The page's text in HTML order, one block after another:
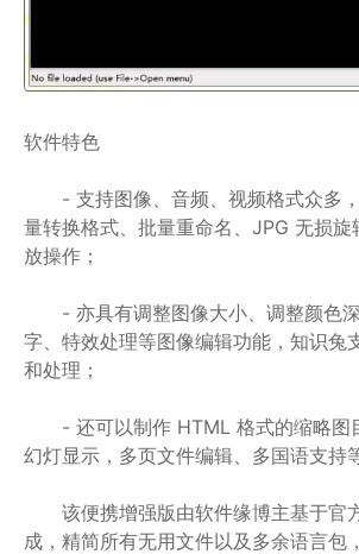
软件特色
- 支持图像、音频、视频格式众多
量转换格式、批量重命名、JPG 无损
放操作；
- 亦具有调整图像大小、调整颜色深
字、特效处理等图像编辑功能，知识兔
和处理；
- 还可以制作 HTML 格式的缩略图
幻灯显示，多页文件编辑、多国语支持
该便携增强版由软件缘博主基于官
成，精简所有无用文件以及多余语言包